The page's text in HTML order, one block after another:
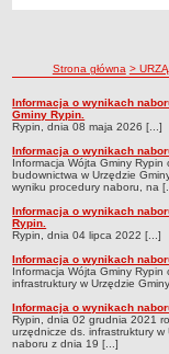
Status gminy
Lokalizacja
Insygnia gminy
Dane statystyczne
Zadania publiczne
Związki i
Realizacja zadań
Rejestr zbiorów
Rejestr instytucji
RODO Klauzule
AKTUALNOŚCI I
ścieżka nawigacji
Strona główna >
Wyniki naboru na wolne
Wyniki naboru na wolne
Informacja o wynikach
Gminy Rypin.
Rypin, dnia 08 maja 2026 [...]
Informacja o wynikach
Informacja Wójta Gminy
budownictwa w Urzędzie
wyniku procedury naboru, na
Informacja o wynikach
Rypin.
Rypin, dnia 04 lipca 2022 [...]
Informacja o wynikach
Informacja Wójta Gminy
infrastruktury w Urzędzie
Informacja o wynikach
Rypin, dnia 02 grudnia 2021
urzędnicze ds. infrastruktury
naboru z dnia 19 [...]